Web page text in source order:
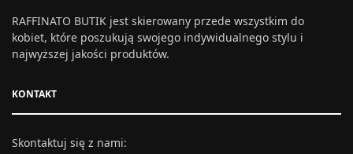
RAFFINATO BUTIK jest skierowany przede wszystkim do
kobiet, które poszukują swojego indywidualnego stylu i
najwyższej jakości produktów.
KONTAKT
Skontaktuj się z nami: